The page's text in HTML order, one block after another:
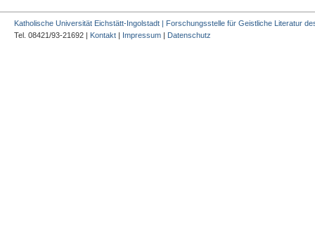
Katholische Universität Eichstätt-Ingolstadt | Forschungsstelle für Geistliche Literatur
Tel. 08421/93-21692 | Kontakt | Impressum | Datenschutz